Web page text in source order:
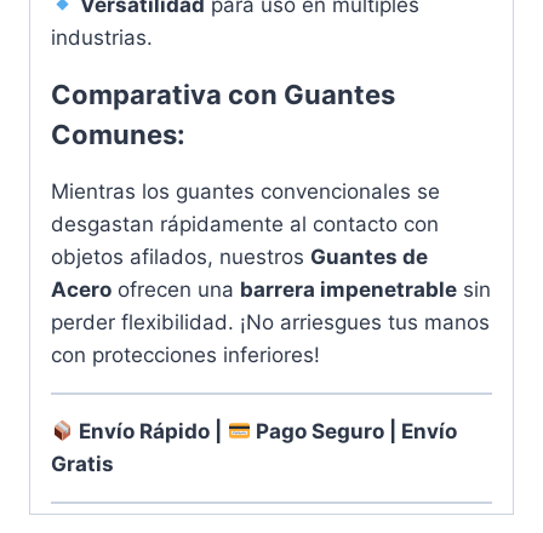
industrias.
Comparativa con Guantes
Comunes:
Mientras los guantes convencionales se
desgastan rápidamente al contacto con
objetos afilados, nuestros Guantes de
Acero ofrecen una barrera impenetrable sin
perder flexibilidad. ¡No arriesgues tus manos
con protecciones inferiores!
Envío Rápido |
Pago Seguro | Envío
Gratis